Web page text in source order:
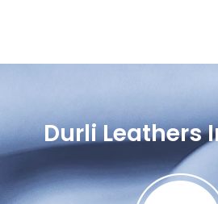
Durli Leathers